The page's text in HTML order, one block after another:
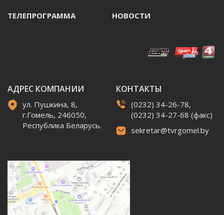
ТЕЛЕПРОГРАММА НОВОСТИ
АДРЕС КОМПАНИИ
ул. Пушкина, 8,
г.Гомель, 246050,
Республика Беларусь.
КОНТАКТЫ
(0232) 34-26-78,
(0232) 34-27-68 (факс)
sekretar@tvrgomel.by